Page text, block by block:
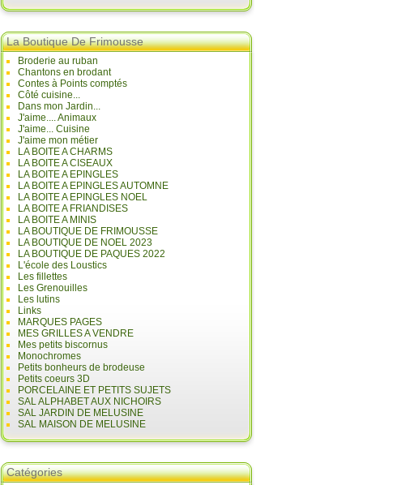
La Boutique De Frimousse
Broderie au ruban
Chantons en brodant
Contes à Points comptés
Côté cuisine...
Dans mon Jardin...
J'aime.... Animaux
J'aime... Cuisine
J'aime mon métier
LA BOITE A CHARMS
LA BOITE A CISEAUX
LA BOITE A EPINGLES
LA BOITE A EPINGLES AUTOMNE
LA BOITE A EPINGLES NOEL
LA BOITE A FRIANDISES
LA BOITE A MINIS
LA BOUTIQUE DE FRIMOUSSE
LA BOUTIQUE DE NOEL 2023
LA BOUTIQUE DE PAQUES 2022
L'école des Loustics
Les fillettes
Les Grenouilles
Les lutins
Links
MARQUES PAGES
MES GRILLES A VENDRE
Mes petits biscornus
Monochromes
Petits bonheurs de brodeuse
Petits coeurs 3D
PORCELAINE ET PETITS SUJETS
SAL ALPHABET AUX NICHOIRS
SAL JARDIN DE MELUSINE
SAL MAISON DE MELUSINE
Catégories